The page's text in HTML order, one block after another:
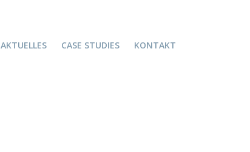
AKTUELLES CASE STUDIES KONTAKT